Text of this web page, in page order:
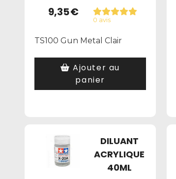
0 avis
9,35€
TS100 Gun Metal Clair
Ajouter au
panier
DILUANT
ACRYLIQUE
40ML